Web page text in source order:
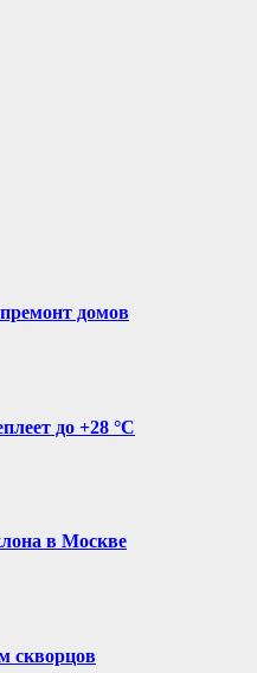
домов
до +28 °C
в Москве
скворцов